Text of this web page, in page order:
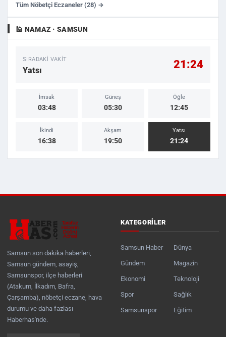
Tüm Nöbetçi Eczaneler (28) →
🕌 NAMAZ · SAMSUN
SIRADAKI VAKIT
Yatsı 21:24
İmsak
03:48
Güneş
05:30
Öğle
12:45
İkindi
16:38
Akşam
19:50
Yatsı
21:24
Samsun son dakika haberleri,
Samsun gündem, asayiş,
Samsunspor, ilçe haberleri
(Atakum, İlkadım, Bafra,
Çarşamba), nöbetçi eczane, hava
durumu ve daha fazlası
Haberhas'nde.
KATEGORILER
Samsun Haber
Gündem
Ekonomi
Spor
Samsunspor
Dünya
Magazin
Teknoloji
Sağlık
Eğitim